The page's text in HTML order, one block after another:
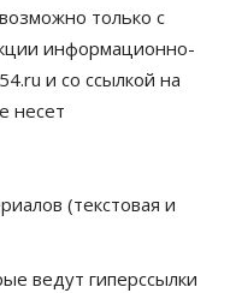
исполнительные
лекарств в
только с
информационно-
и со ссылкой на
несет
(текстовая и
ведут гиперссылки